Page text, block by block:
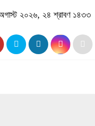
২০২৬, ২৪ শ্রাবণ ১৪৩৩